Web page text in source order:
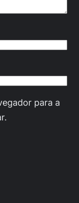
para a